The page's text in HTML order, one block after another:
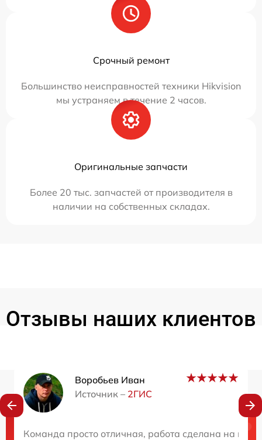
Срочный ремонт
Большинство неисправностей техники Hikvision
мы устраняем в течение 2 часов.
Оригинальные запчасти
Более 20 тыс. запчастей от производителя в
наличии на собственных складах.
Отзывы наших клиентов
Воробьев Иван
Источник – 2ГИС
Команда просто отличная, работа сделана на
Нужна консультация?